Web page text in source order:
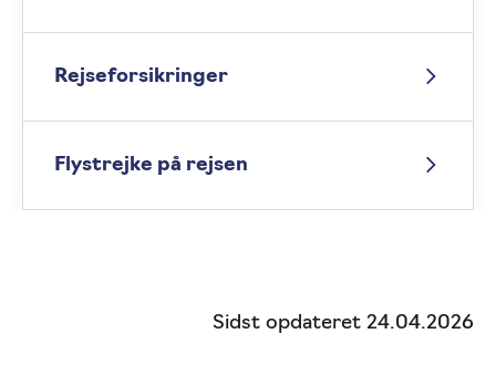
Rejseforsikringer
Flystrejke på rejsen
Sidst opdateret 24.04.2026